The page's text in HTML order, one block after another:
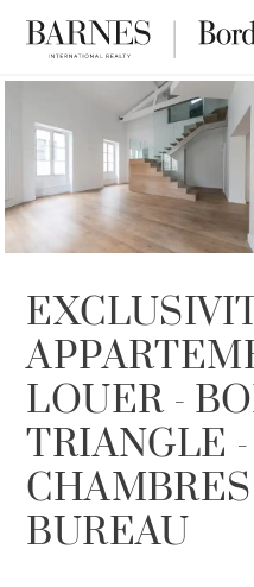
EXCLUSIVITÉ LOUÉ PAR
LOUER -
TRIANGLE
BUREAU